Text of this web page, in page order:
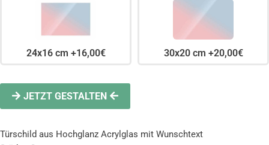
24x16 cm +16,00€ 30x20 cm +20,00€
JETZT GESTALTEN
Türschild aus Hochglanz Acrylglas mit Wunschtext